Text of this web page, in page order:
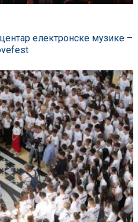
електронске музике –